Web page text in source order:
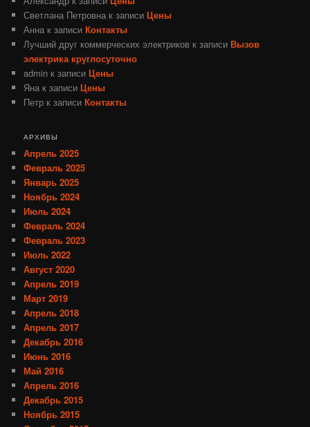
Светлана Петровна к записиЦены
Анна к записиКонтакты
Лучший друг коммерческих электриков к записиВызов
электрика круглосуточно
admin к записиЦены
Яна к записиЦены
Петр к записиКонтакты
АРХИВЫ
Апрель 2025
Февраль 2025
Январь 2025
Ноябрь 2024
Июль 2024
Февраль 2024
Февраль 2023
Июль 2022
Август 2020
Апрель 2019
Март 2019
Апрель 2018
Апрель 2017
Декабрь 2016
Июнь 2016
Май 2016
Апрель 2016
Декабрь 2015
Ноябрь 2015